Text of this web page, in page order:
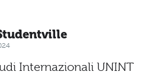
Internazionali UNINT